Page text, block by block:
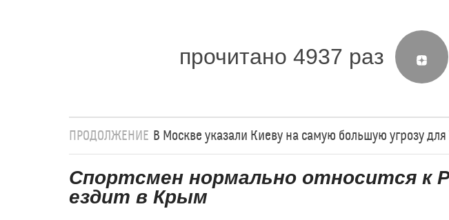
прочитано 4937 раз
ПРОДОЛЖЕНИЕ В Москве указали Киеву на самую большую угрозу
Спортсмен нормально относится к
ездит в Крым